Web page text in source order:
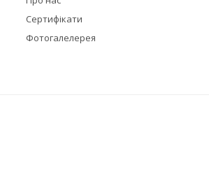
Сертифікати
Фотогалелерея